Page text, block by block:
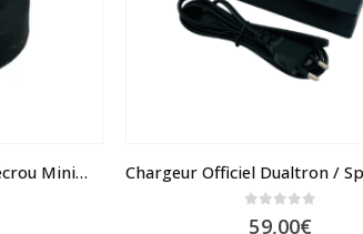
Bouchon – cache protège écrou MiniMotors
59,00€